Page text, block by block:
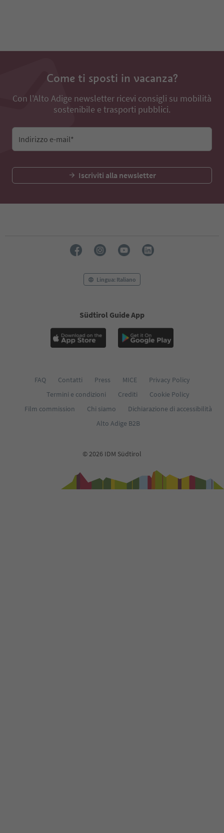
Come ti sposti in vacanza?
Con l'Alto Adige newsletter ricevi consigli su mobilità
sostenibile e trasporti pubblici.
Indirizzo e-mail*
Iscriviti alla newsletter
Lingua: Italiano
Südtirol Guide App
FAQ Contatti Press MICE
Privacy Policy
Termini e condizioni
Crediti
Cookie Policy
Film commission
Chi siamo
Dichiarazione di accessibilità
Alto Adige B2B
© 2026 IDM Südtirol